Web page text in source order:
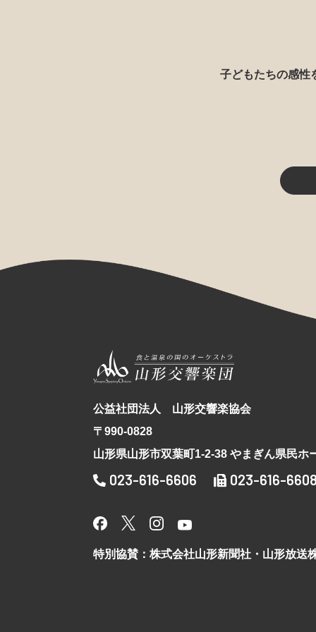
子どもたちの感性
公益社団法人 山形交響楽協会
〒990-0828
山形県山形市双葉町1-2-38 やまぎん県民ホ
023-616-6606 023-616-
特別協賛：株式会社山形新聞社・山形放送